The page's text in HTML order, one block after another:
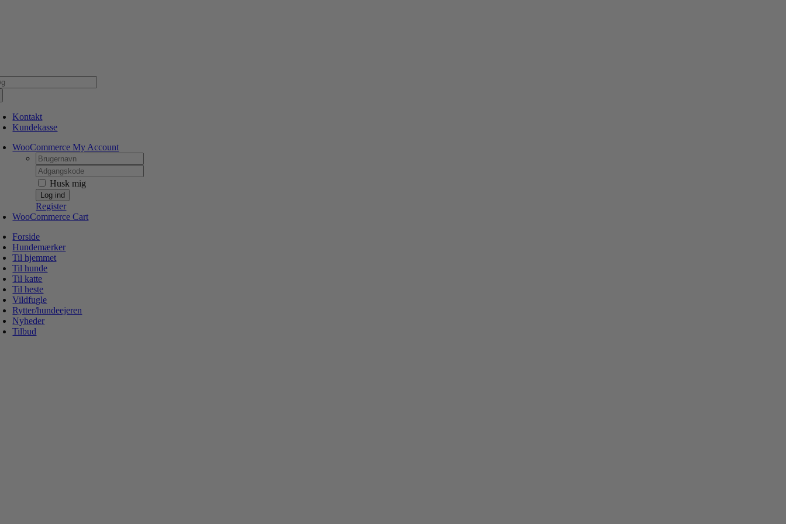
Kontakt
Kundekasse
WooCommerce My Account
Username:
Password:
Husk mig
Register
WooCommerce Cart
Forside
Hundemærker
Til hjemmet
Til hunde
Til katte
Til heste
Vildfugle
Rytter/hundeejeren
Nyheder
Tilbud